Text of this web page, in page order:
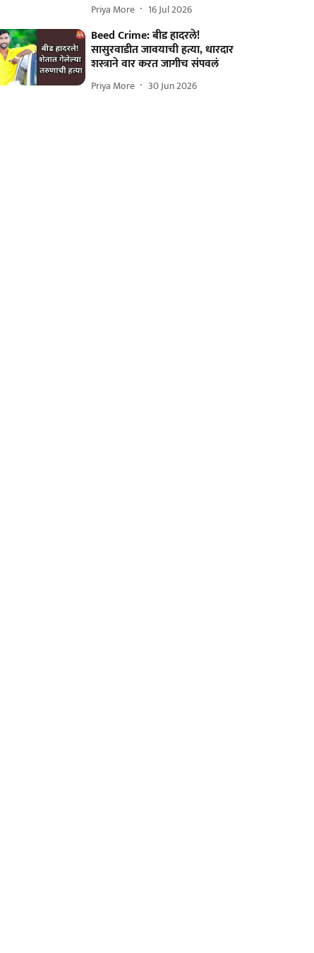
Priya More 16 Jul 2026
Beed Crime: बीड हादरले!
सासुरवाडीत जावयाची हत्या, धारदार
शस्त्राने वार करत जागीच संपवलं
Priya More 30 Jun 2026